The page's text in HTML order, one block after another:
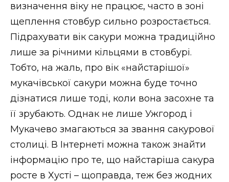
визначення віку не працює, часто в зоні
щеплення стовбур сильно розростається.
Підрахувати вік сакури можна традиційно
лише за річними кільцями в стовбурі.
Тобто, на жаль, про вік «найстарішої»
мукачівської сакури можна буде точно
дізнатися лише тоді, коли вона засохне та
її зрубають. Однак не лише Ужгород і
Мукачево змагаються за звання сакурової
столиці. В Інтернеті можна також знайти
інформацію про те, що найстаріша сакура
росте в Хусті – щоправда, теж без жодних